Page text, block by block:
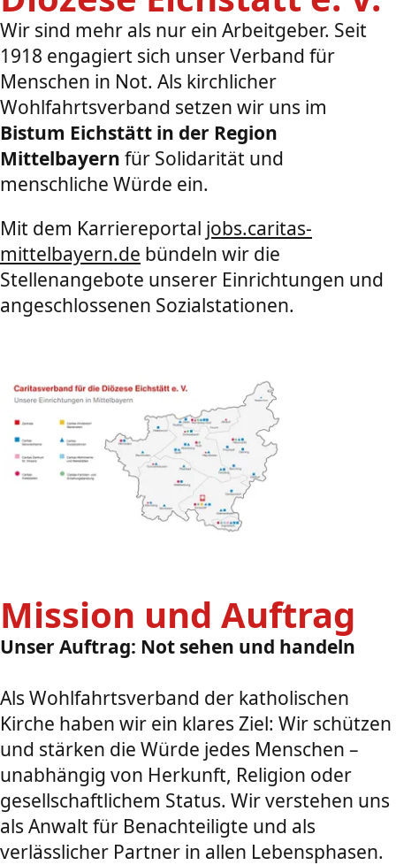
Wir sind mehr als nur ein Arbeitgeber. Seit
1918 engagiert sich unser Verband für
Menschen in Not. Als kirchlicher
Wohlfahrtsverband setzen wir uns im
Bistum Eichstätt in der Region
Mittelbayern für Solidarität und
menschliche Würde ein.
Mit dem Karriereportal jobs.caritas-
mittelbayern.de bündeln wir die
Stellenangebote unserer Einrichtungen und
angeschlossenen Sozialstationen.
Mission und Auftrag
Unser Auftrag: Not sehen und handeln
Als Wohlfahrtsverband der katholischen
Kirche haben wir ein klares Ziel: Wir schützen
und stärken die Würde jedes Menschen –
unabhängig von Herkunft, Religion oder
gesellschaftlichem Status. Wir verstehen uns
als Anwalt für Benachteiligte und als
verlässlicher Partner in allen Lebensphasen.